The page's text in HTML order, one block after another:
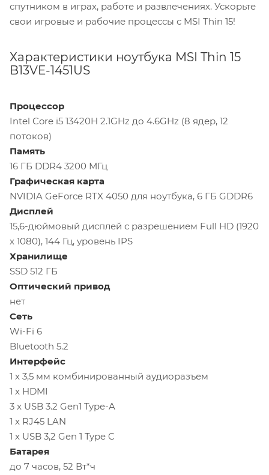
спутником в играх, работе и развлечениях. Ускорьте
свои игровые и рабочие процессы с MSI Thin 15!
Характеристики ноутбука MSI Thin 15
B13VE-1451US
Процессор
Intel Core i5 13420H 2.1GHz до 4.6GHz (8 ядер, 12
потоков)
Память
16 ГБ DDR4 3200 МГц
Графическая карта
NVIDIA GeForce RTX 4050 для ноутбука, 6 ГБ GDDR6
Дисплей
15,6-дюймовый дисплей с разрешением Full HD (1920
x 1080), 144 Гц, уровень IPS
Хранилище
SSD 512 ГБ
Оптический привод
нет
Сеть
Wi-Fi 6
Bluetooth 5.2
Интерфейс
1 x 3,5 мм комбинированный аудиоразъем
1 x HDMI
3 x USB 3.2 Gen1 Type-A
1 x RJ45 LAN
1 x USB 3,2 Gen 1 Type C
Батарея
до 7 часов, 52 Вт*ч